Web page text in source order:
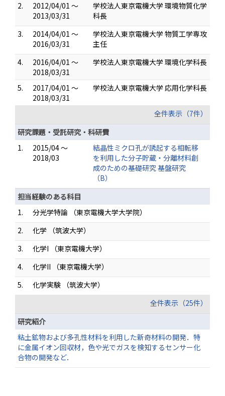
2.
2012/04/01 ～
2013/03/31
学校法人東京電機大学 環境物質化学
科長
3.
2014/04/01 ～
2016/03/31
学校法人東京電機大学 物質工学専攻
主任
4.
2016/04/01 ～
2018/03/31
学校法人東京電機大学 環境化学科長
5.
2017/04/01 ～
2018/03/31
学校法人東京電機大学 応用化学科長
全件表示（7件）
研究課題・受託研究・科研費
1.
2015/04 ～
2018/03
結晶性ミクロ孔が誘起する相転移
を利用した分子貯蔵・分離材料創
成のための基礎研究 基盤研究
（B）
担当経験のある科目
1.
分光学特論 （東京電機大学大学院）
2.
化学 （筑波大学）
3.
化学I （東京電機大学）
4.
化学II （東京電機大学）
5.
化学実験 （筑波大学）
全件表示（25件）
研究紹介
粘土鉱物および多孔性材料を利用した新奇材料の開発．特
に金属イオン回収材，色や光でガスを検知するセンサー化
合物の開発など．